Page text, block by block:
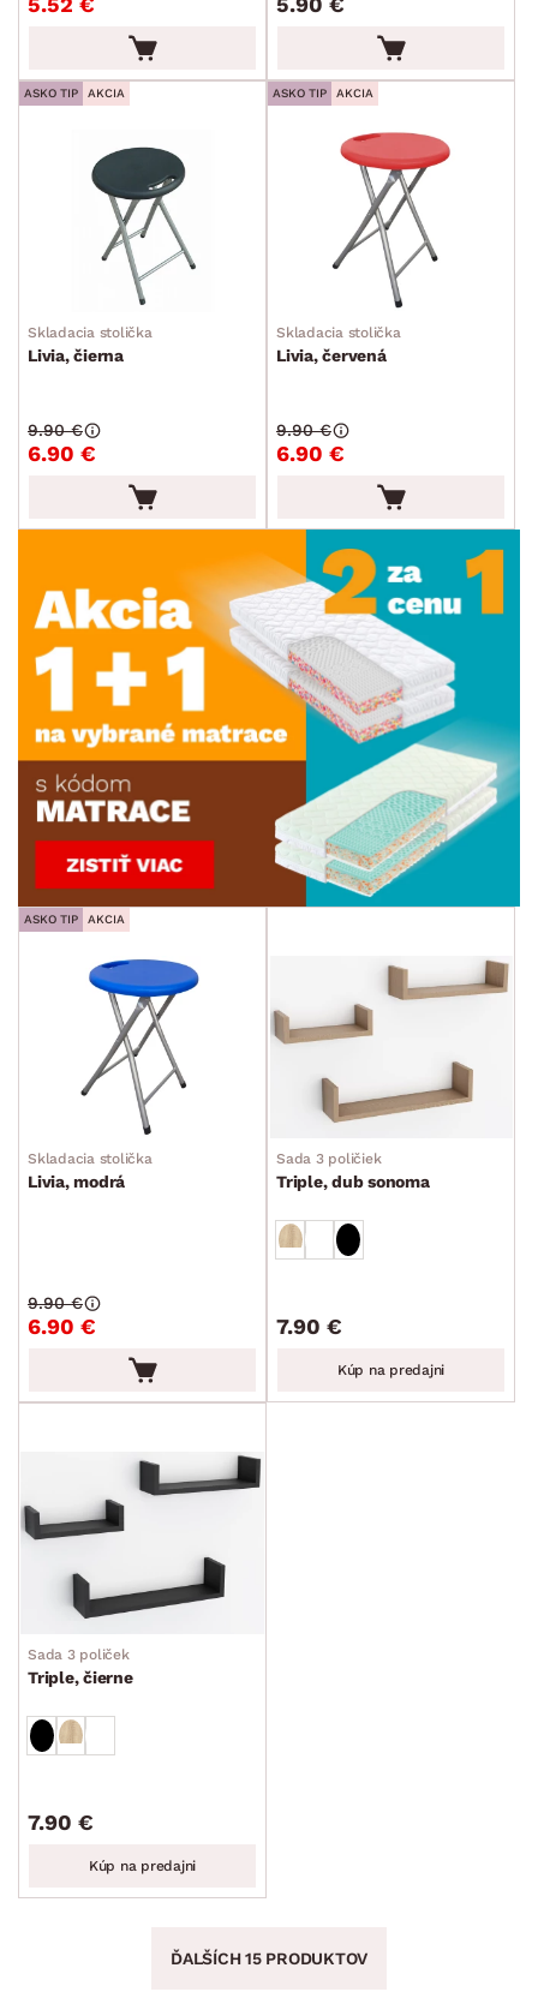
ASKO TIP AKCIA
Skladacia stolička
Livia, čierna
6.90 €
9.90 €
ASKO TIP AKCIA
Skladacia stolička
Livia, červená
6.90 €
9.90 €
ASKO TIP AKCIA
Skladacia stolička
Livia, modrá
6.90 €
9.90 €
Sada 3 poličiek
Triple, dub sonoma
7.90 €
Kúp na predajni
Sada 3 poliček
Triple, čierne
7.90 €
Kúp na predajni
ĎALŠÍCH 15 PRODUKTOV